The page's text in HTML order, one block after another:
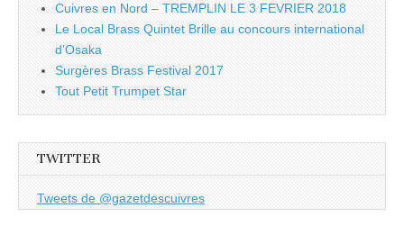
Cuivres en Nord – TREMPLIN LE 3 FEVRIER 2018
Le Local Brass Quintet Brille au concours international
d’Osaka
Surgères Brass Festival 2017
Tout Petit Trumpet Star
TWITTER
Tweets de @gazetdescuivres